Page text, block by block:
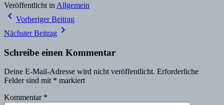
Veröffentlicht in Allgemein
Beitragsnavigation
navigate_before Vorheriger Beitrag
Nächster Beitrag navigate_next
Schreibe einen Kommentar
Deine E-Mail-Adresse wird nicht veröffentlicht. Erforderliche
Felder sind mit * markiert
Kommentar *